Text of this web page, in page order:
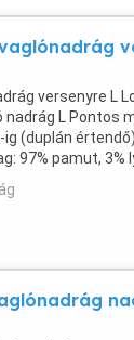
versenyre L
L Pontos
(duplán
97% pamut, 3%
átvétel az
küldeményként.